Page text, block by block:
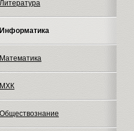
Литература
Информатика
Математика
МХК
Обществознание